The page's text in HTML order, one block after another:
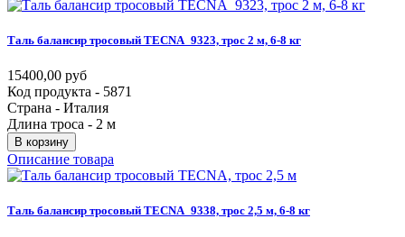
Таль балансир тросовый TECNA_9323, трос 2 м, 6-8 кг
15400,00 руб
Код продукта - 5871
Страна - Италия
Длина троса - 2 м
В корзину
Описание товара
Таль балансир тросовый TECNA_9338, трос 2,5 м, 6-8 кг